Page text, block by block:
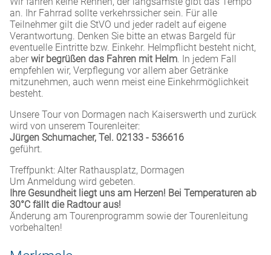
an. Ihr Fahrrad sollte verkehrssicher sein. Für alle
Teilnehmer gilt die StVO und jeder radelt auf eigene
Verantwortung. Denken Sie bitte an etwas Bargeld für
eventuelle Eintritte bzw. Einkehr. Helmpflicht besteht nicht,
aber wir begrüßen das Fahren mit Helm. In jedem Fall
empfehlen wir, Verpflegung vor allem aber Getränke
mitzunehmen, auch wenn meist eine Einkehrmöglichkeit
besteht.
Unsere Tour von Dormagen nach Kaiserswerth und zurück
wird von unserem Tourenleiter:
Jürgen Schumacher, Tel. 02133 - 536616
geführt.
Treffpunkt: Alter Rathausplatz, Dormagen
Um Anmeldung wird gebeten.
Ihre Gesundheit liegt uns am Herzen! Bei Temperaturen ab
30°C fällt die Radtour aus!
Änderung am Tourenprogramm sowie der Tourenleitung
vorbehalten!